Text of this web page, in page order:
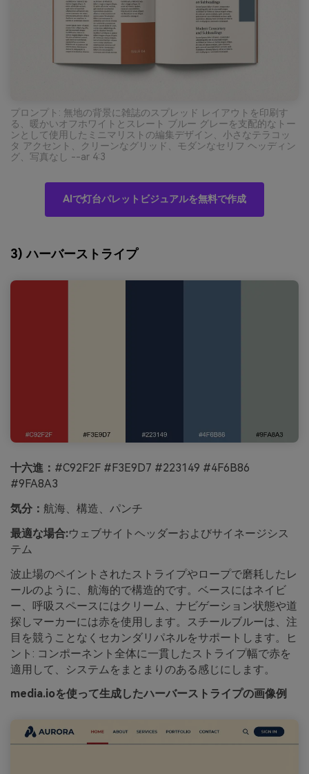
プロンプト: 無地の背景に雑誌のスプレッド レイアウトを印刷す
る、暖かいオフホワイトとスレート ブルー グレーを支配的なトー
ンとして使用したミニマリストの編集デザイン、小さなテラコッ
タ アクセント、クリーンなグリッド、モダンなセリフ ヘッディン
グ、写真なし --ar 4:3
AIで灯台パレットビジュアルを無料で作成
3) ハーバーストライプ
十六進： #C92F2F #F3E9D7 #223149 #4F6B86
#9FA8A3
気分： 航海、構造、パンチ
最適な場合:ウェブサイトヘッダーおよびサイネージシス
テム
波止場のペイントされたストライプやロープで磨耗したレ
ールのように、航海的で構造的です。ベースにはネイビ
ー、呼吸スペースにはクリーム、ナビゲーション状態や道
探しマーカーには赤を使用します。スチールブルーは、注
目を競うことなくセカンダリパネルをサポートします。ヒ
ント: コンポーネント全体に一貫したストライプ幅で赤を
適用して、システムをまとまりのある感じにします。
media.ioを使って生成したハーバーストライプの画像例